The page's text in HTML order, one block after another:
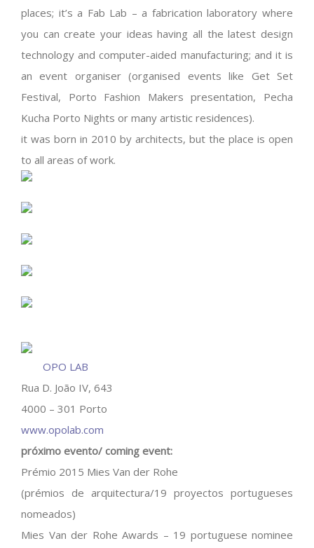
places; it’s a Fab Lab – a fabrication laboratory where
you can create your ideas having all the latest design
technology and computer-aided manufacturing; and it is
an event organiser (organised events like Get Set
Festival, Porto Fashion Makers presentation, Pecha
Kucha Porto Nights or many artistic residences).
it was born in 2010 by architects, but the place is open
to all areas of work.
OPO LAB
Rua D. João IV, 643
4000 – 301 Porto
www.opolab.com
próximo evento/ coming event:
Prémio 2015 Mies Van der Rohe
(prémios de arquitectura/19 proyectos portugueses
nomeados)
Mies Van der Rohe Awards – 19 portuguese nominee